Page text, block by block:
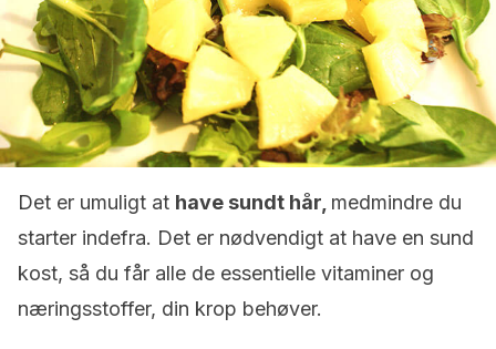
Det er umuligt at have sundt hår, medmindre du
starter indefra. Det er nødvendigt at have en sund
kost, så du får alle de essentielle vitaminer og
næringsstoffer, din krop behøver.